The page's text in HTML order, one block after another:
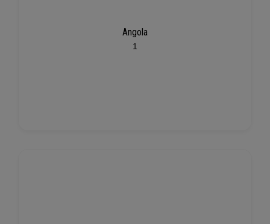
Angola
1